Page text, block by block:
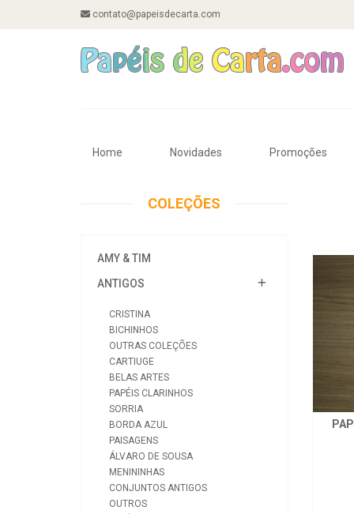
contato@papeisdecarta.com
Home Novidades Promoções
COLEÇÕES
AMY & TIM
ANTIGOS
CRISTINA
BICHINHOS
OUTRAS COLEÇÕES
CARTIUGE
BELAS ARTES
PAPÉIS CLARINHOS
SORRIA
BORDA AZUL
PAISAGENS
ÁLVARO DE SOUSA
MENININHAS
CONJUNTOS ANTIGOS
OUTROS